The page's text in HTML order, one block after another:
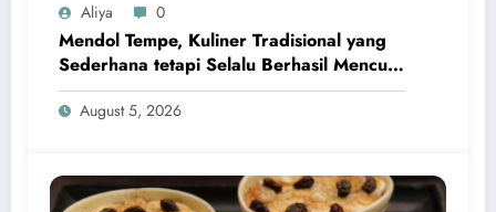
Aliya 0
Mendol Tempe, Kuliner Tradisional yang
Sederhana tetapi Selalu Berhasil Mencuri
Hati
August 5, 2026